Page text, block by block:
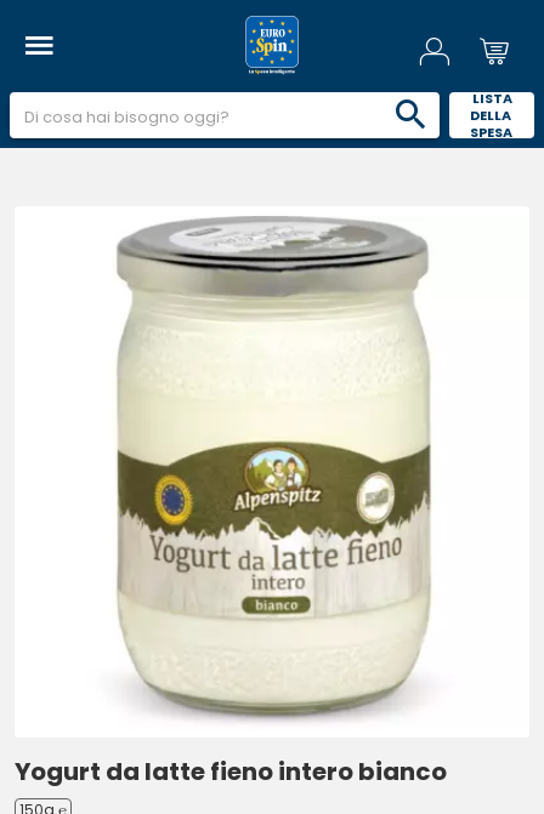
LISTA
DELLA
SPESA
Yogurt da latte fieno intero bianco
150g ℮